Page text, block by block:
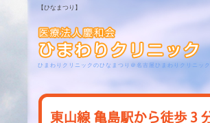
【ひなまつり】
ひまわりクリニックのひなまつり＠名古屋ひまわりクリニッ